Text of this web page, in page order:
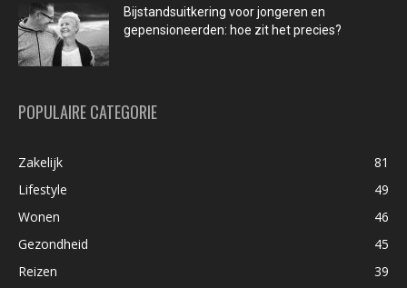
Bijstandsuitkering voor jongeren en
gepensioneerden: hoe zit het precies?
POPULAIRE CATEGORIE
Zakelijk
81
Lifestyle
49
Wonen
46
Gezondheid
45
Reizen
39